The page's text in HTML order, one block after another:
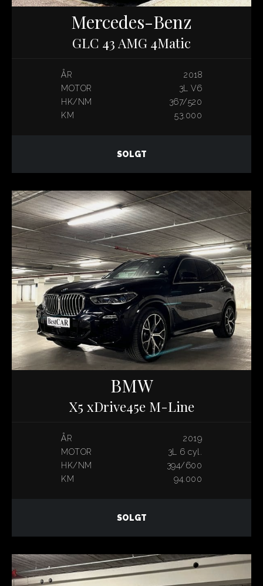
Mercedes-Benz
GLC 43 AMG 4Matic
ÅR
2018
MOTOR
3L V6
HK/NM
367/520
KM
53.000
SOLGT
BMW
X5 xDrive45e M-Line
ÅR
2019
MOTOR
3L 6 cyl.
HK/NM
394/600
KM
94.000
SOLGT